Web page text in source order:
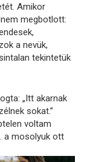
Amikor
megbotlott:
a nevük,
tekintetük
„Itt akarnak
sokat.”
voltam
a mosolyuk ott